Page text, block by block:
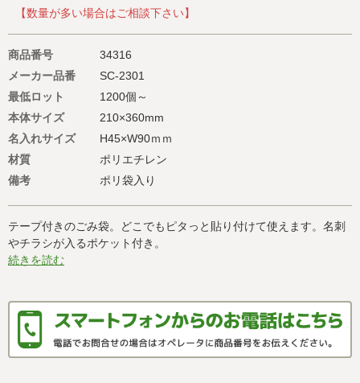
【数量が多い場合はご相談下さい】
商品番号
34316
メーカー品番
SC-2301
最低ロット
1200個～
本体サイズ
210×360mm
名入れサイズ
H45×W90ｍｍ
材質
ポリエチレン
備考
ポリ袋入り
テープ付きのごみ袋。どこでもピタっと貼り付けて使えます。名刺
やチラシが入るポケット付き。
続きを読む